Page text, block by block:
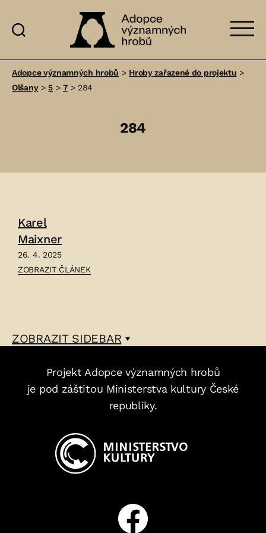
významných
Adopce významných hrobů > Hroby zařazené do projektu >
Olšany>5 >7> 284
284
Karel
Maixner
26. 4. 2025
ČLÁNEK:
ZOBRAZIT ČLÁNEK
ZOBRAZITSIDEBAR
Projekt Adopce významných hrobů
je pod záštitou Ministerstva kultury České
republiky.
Facebook